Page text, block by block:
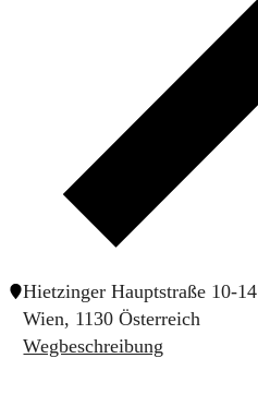
Hietzinger Hauptstraße 10-14
Wien, 1130 Österreich
Wegbeschreibung